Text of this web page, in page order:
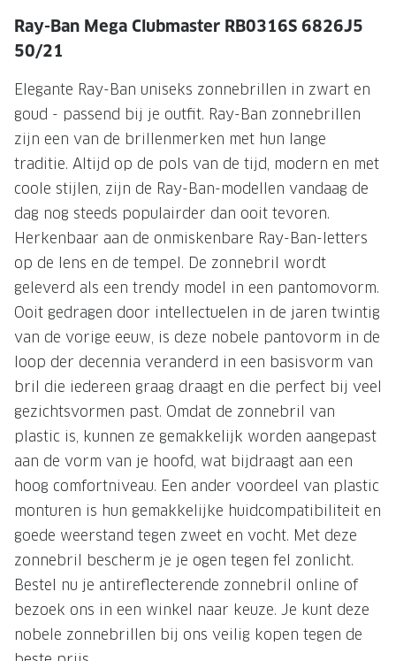
Tot 200.- korting op een complete
merkbril
Premium Outlet: tot 50% korting
Alle acties
BRILABONNEMENT
GrandOptical Zicht Plan
BRILLENGLAZEN
Onze brillenglazen
Nikon brillenglazen
Transitions brillenglazen
sterkte
Ray-Ban Mega Clubmaster RB0316S 6826J5
50/21
Elegante Ray-Ban uniseks zonnebrillen in zwart en
goud - passend bij je outfit. Ray-Ban zonnebrillen
zijn een van de brillenmerken met hun lange
traditie. Altijd op de pols van de tijd, modern en met
coole stijlen, zijn de Ray-Ban-modellen vandaag de
dag nog steeds populairder dan ooit tevoren.
Herkenbaar aan de onmiskenbare Ray-Ban-letters
op de lens en de tempel. De zonnebril wordt
geleverd als een trendy model in een pantomovorm.
Ooit gedragen door intellectuelen in de jaren twintig
van de vorige eeuw, is deze nobele pantovorm in de
loop der decennia veranderd in een basisvorm van
bril die iedereen graag draagt en die perfect bij veel
gezichtsvormen past. Omdat de zonnebril van
plastic is, kunnen ze gemakkelijk worden aangepast
aan de vorm van je hoofd, wat bijdraagt aan een
hoog comfortniveau. Een ander voordeel van plastic
monturen is hun gemakkelijke huidcompatibiliteit en
goede weerstand tegen zweet en vocht. Met deze
zonnebril bescherm je je ogen tegen fel zonlicht.
Bestel nu je antireflecterende zonnebril online of
bezoek ons in een winkel naar keuze. Je kunt deze
nobele zonnebrillen bij ons veilig kopen tegen de